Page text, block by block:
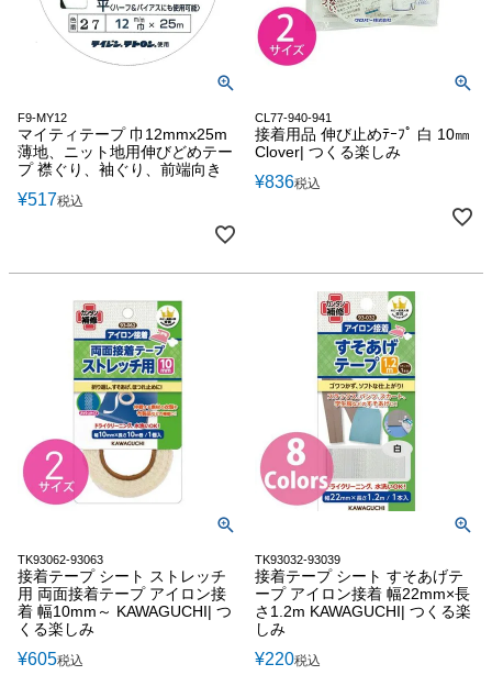
F9-MY12
マイティテープ 巾12mmx25m
薄地、ニット地用伸びどめテー
プ 襟ぐり、袖ぐり、前端向き
¥517税込
CL77-940-941
接着用品 伸び止めﾃｰﾌﾟ 白 10㎜
Clover| つくる楽しみ
¥836税込
TK93062-93063
接着テープ シート ストレッチ
用 両面接着テープ アイロン接
着 幅10mm～ KAWAGUCHI| つ
くる楽しみ
¥605税込
TK93032-93039
接着テープ シート すそあげテ
ープ アイロン接着 幅22mm×長
さ1.2m KAWAGUCHI| つくる楽
しみ
¥220税込